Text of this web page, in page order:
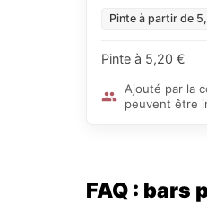
Pinte à partir de
Pinte à 5,20 €
Ajouté par la
peuvent être
FAQ : bars